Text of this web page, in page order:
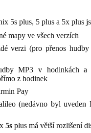
5s plus, 5 plus a 5x plus
mapy ve všech verzích
verzi (pro přenos
MP3 v hodinkách a
z hodinek
Pay
(nedávno byl
5s plus má větší rozlišení